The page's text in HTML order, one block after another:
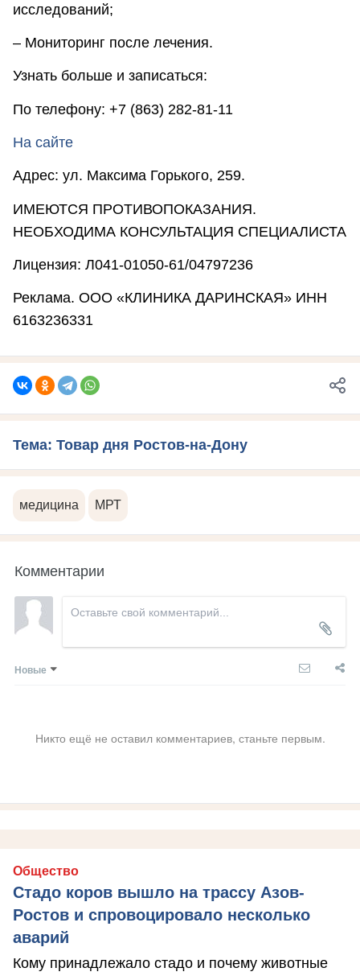
исследований;
– Мониторинг после лечения.
Узнать больше и записаться:
По телефону: +7 (863) 282-81-11
На сайте
Адрес: ул. Максима Горького, 259.
ИМЕЮТСЯ ПРОТИВОПОКАЗАНИЯ.
НЕОБХОДИМА КОНСУЛЬТАЦИЯ СПЕЦИАЛИСТА
Лицензия: Л041-01050-61/04797236
Реклама. ООО «КЛИНИКА ДАРИНСКАЯ» ИНН
6163236331
Тема: Товар дня Ростов-на-Дону
медицина МРТ
Комментарии
Новые
Никто ещё не оставил комментариев, станьте первым.
Общество
Стадо коров вышло на трассу Азов-
Ростов и спровоцировало несколько
аварий
Кому принадлежало стадо и почему животные